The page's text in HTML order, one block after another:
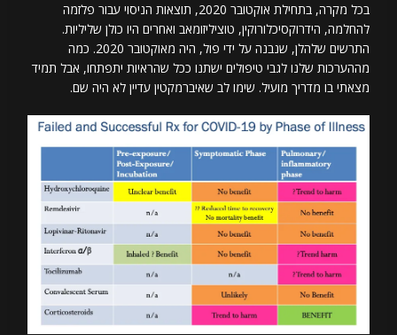
בכל מקרה, בתחילת אוקטובר 2020, תוצאות הניסוי עבור פלזמה
להחלמה, הידרוקסיכלורוקין, טוציליזומאב ואחרים היו כולן שליליות.
התרשים שלהלן, שנבנה על ידי פול, היה מאוקטובר 2020. כמה
מההערכות שלנו לגבי טיפולים ישתנו ככל שהראיות יתפתחו, אבל תמיד
מצאתי בו מדריך מועיל. שימו לב שאיברמקטין עדיין לא היה שם.